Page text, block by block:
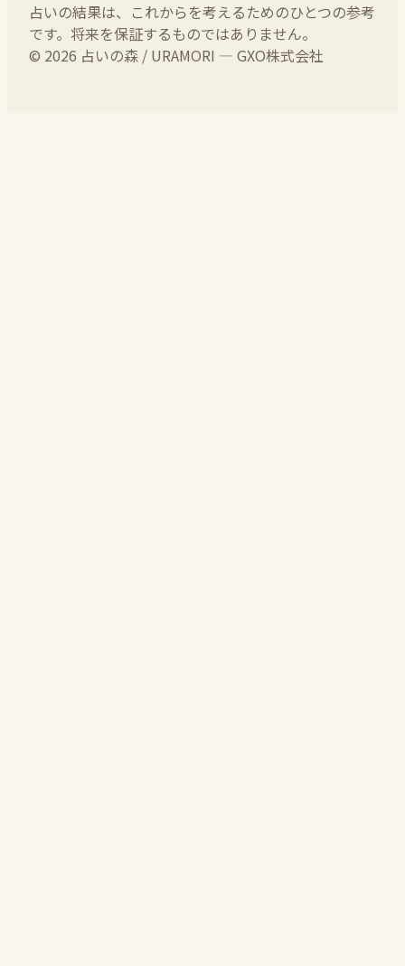
占いの結果は、これからを考えるためのひとつの参考
です。将来を保証するものではありません。
© 2026 占いの森 / URAMORI — GXO株式会社